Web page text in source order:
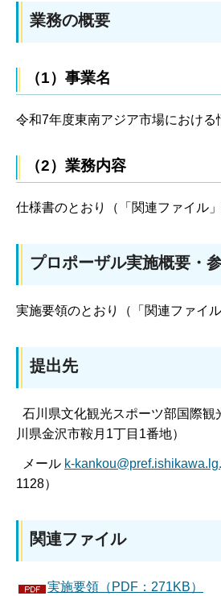
業務の概要
（1）事業名
令和7年度東南アジア市場における
（2）業務内容
仕様書のとおり（「関連ファイル」
プロポーザル実施概要・
実施要領のとおり（「関連ファイル
提出先
石川県文化観光スポーツ部国際観
川県金沢市鞍月1丁目1番地）
メール k-
1128）
関連ファイル
実施要領（PDF：271KB）